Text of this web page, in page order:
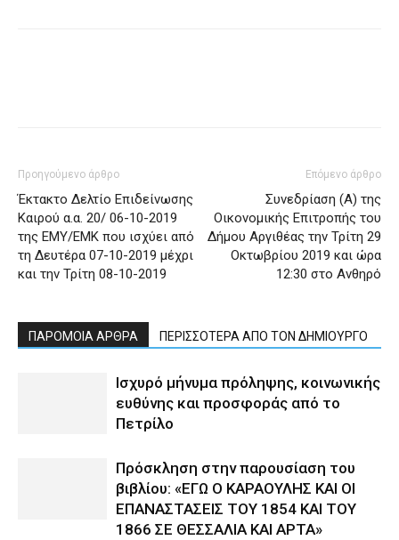
Προηγούμενο άρθρο
Έκτακτο Δελτίο Επιδείνωσης
Καιρού α.α. 20/ 06-10-2019
της ΕΜΥ/ΕΜΚ που ισχύει από
τη Δευτέρα 07-10-2019 μέχρι
και την Τρίτη 08-10-2019
Επόμενο άρθρο
Συνεδρίαση (Α) της
Οικονομικής Επιτροπής του
Δήμου Αργιθέας την Τρίτη 29
Οκτωβρίου 2019 και ώρα
12:30 στο Ανθηρό
ΠΑΡΟΜΟΙΑ ΑΡΘΡΑ ΠΕΡΙΣΣΟΤΕΡΑ ΑΠΟ ΤΟΝ ΔΗΜΙΟΥΡΓΟ
Ισχυρό μήνυμα πρόληψης, κοινωνικής
ευθύνης και προσφοράς από το
Πετρίλο
Πρόσκληση στην παρουσίαση του
βιβλίου: «ΕΓΩ Ο ΚΑΡΑΟΥΛΗΣ ΚΑΙ ΟΙ
ΕΠΑΝΑΣΤΑΣΕΙΣ ΤΟΥ 1854 ΚΑΙ ΤΟΥ
1866 ΣΕ ΘΕΣΣΑΛΙΑ ΚΑΙ ΑΡΤΑ»